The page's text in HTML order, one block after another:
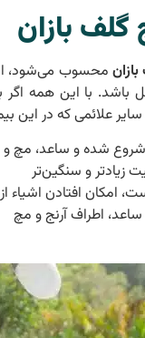
گلف بازان
محسوب می‌شود،
با این همه اگر
علائمی که در این
شده و ساعد، مچ و
زیادتر و سنگین‌تر
امکان افتادن
اطراف آرنج و مچ